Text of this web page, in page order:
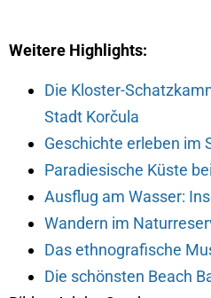
Weitere Highlights:
Die Kloster-
Stadt Korčula
Geschichte erleben im
Paradiesische Küste
Ausflug am Wasser:
Wandern im
Das ethnografische
Die schönsten Beach